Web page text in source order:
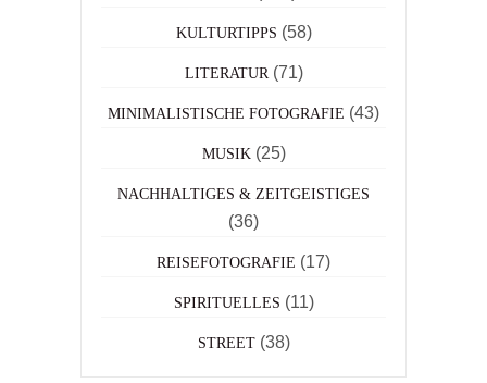
KULTURTIPPS (58)
LITERATUR (71)
MINIMALISTISCHE FOTOGRAFIE (43)
MUSIK (25)
NACHHALTIGES & ZEITGEISTIGES
(36)
REISEFOTOGRAFIE (17)
SPIRITUELLES (11)
STREET(38)